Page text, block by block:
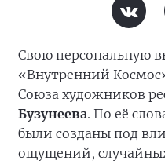
Свою персональную
«Внутренний
Союза художников
Бузунеева. По её
были созданы под
ощущений,